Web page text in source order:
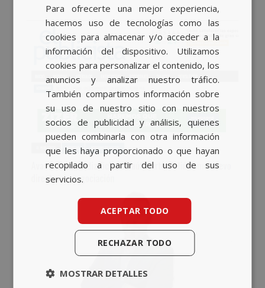
BASQUE
ENGLISH
Para ofrecerte una mejor experiencia,
hacemos uso de tecnologías como las
cookies para almacenar y/o acceder a la
información del dispositivo. Utilizamos
cookies para personalizar el contenido, los
anuncios y analizar nuestro tráfico.
También compartimos información sobre
su uso de nuestro sitio con nuestros
socios de publicidad y análisis, quienes
pueden combinarla con otra información
que les haya proporcionado o que hayan
recopilado a partir del uso de sus
servicios.
ACEPTAR TODO
RECHAZAR TODO
MOSTRAR DETALLES